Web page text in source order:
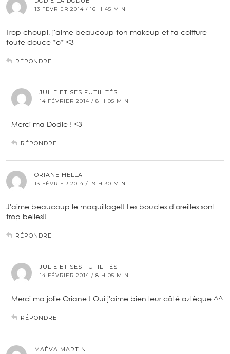
13 FÉVRIER 2014 / 16 H 45 MIN
Trop choupi, j'aime beaucoup ton makeup et ta coiffure
toute douce *o* <3
RÉPONDRE
JULIE ET SES FUTILITÉS
14 FÉVRIER 2014 / 8 H 05 MIN
Merci ma Dodie ! <3
RÉPONDRE
ORIANE HELLA
13 FÉVRIER 2014 / 19 H 30 MIN
J'aime beaucoup le maquillage!! Les boucles d'oreilles sont
trop belles!!
RÉPONDRE
JULIE ET SES FUTILITÉS
14 FÉVRIER 2014 / 8 H 05 MIN
Merci ma jolie Oriane ! Oui j'aime bien leur côté aztèque ^^
RÉPONDRE
MAÊVA MARTIN